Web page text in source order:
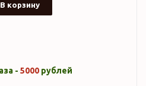
В корзину
- 5000 рублей